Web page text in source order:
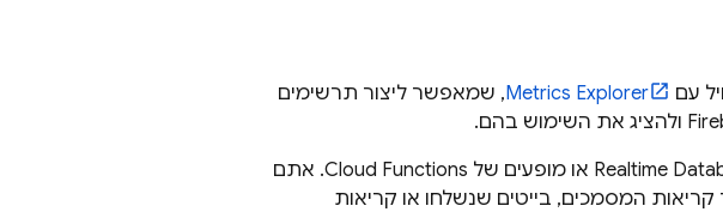
עם Metrics Explorer, שמאפשר ליצור תרשימים
ולהציג את השימוש בהם.
Realtime
או מופעים של Cloud Functions. אתם
המסמכים, בייטים שנשלחו או קריאות